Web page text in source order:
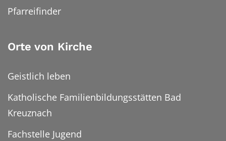
Pfarreifinder
Orte von Kirche
Geistlich leben
Katholische Familienbildungsstätten Bad
Kreuznach
Fachstelle Jugend